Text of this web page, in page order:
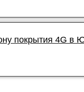
покрытия 4G в